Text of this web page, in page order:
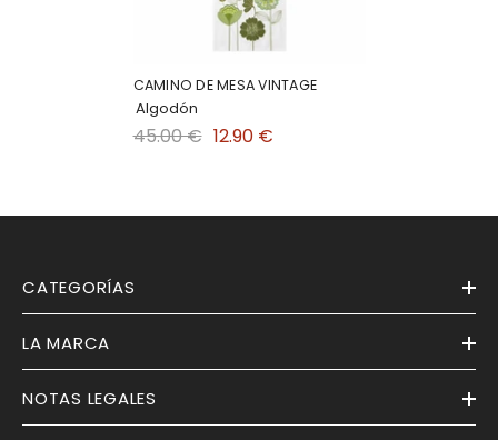
CAMINO DE MESA VINTAGE
Algodón
45.00 € 12.90 €
CATEGORÍAS
LA MARCA
NOTAS LEGALES